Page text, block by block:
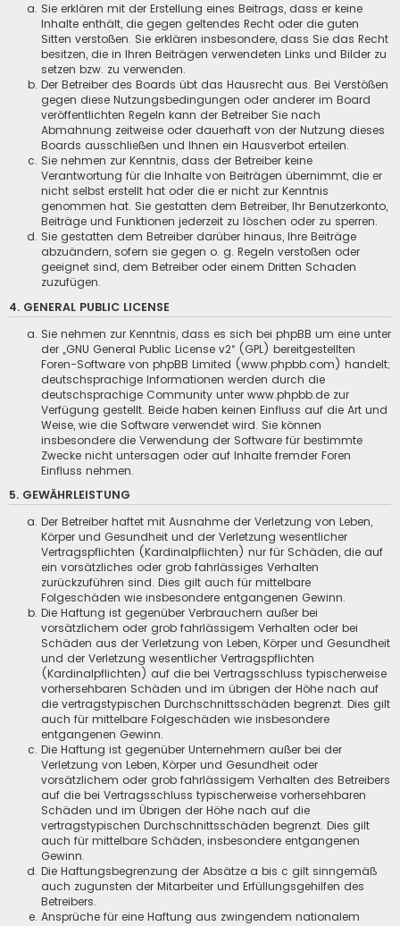
Sie erklären mit der Erstellung eines Beitrags, dass er keine
Inhalte enthält, die gegen geltendes Recht oder die guten
Sitten verstoßen. Sie erklären insbesondere, dass Sie das Recht
besitzen, die in Ihren Beiträgen verwendeten Links und Bilder zu
setzen bzw. zu verwenden.
Der Betreiber des Boards übt das Hausrecht aus. Bei Verstößen
gegen diese Nutzungsbedingungen oder anderer im Board
veröffentlichten Regeln kann der Betreiber Sie nach
Abmahnung zeitweise oder dauerhaft von der Nutzung dieses
Boards ausschließen und Ihnen ein Hausverbot erteilen.
Sie nehmen zur Kenntnis, dass der Betreiber keine
Verantwortung für die Inhalte von Beiträgen übernimmt, die er
nicht selbst erstellt hat oder die er nicht zur Kenntnis
genommen hat. Sie gestatten dem Betreiber, Ihr Benutzerkonto,
Beiträge und Funktionen jederzeit zu löschen oder zu sperren.
Sie gestatten dem Betreiber darüber hinaus, Ihre Beiträge
abzuändern, sofern sie gegen o. g. Regeln verstoßen oder
geeignet sind, dem Betreiber oder einem Dritten Schaden
zuzufügen.
4. GENERAL PUBLIC LICENSE
Sie nehmen zur Kenntnis, dass es sich bei phpBB um eine unter
der „GNU General Public License v2“ (GPL) bereitgestellten
Foren-Software von phpBB Limited (www.phpbb.com) handelt;
deutschsprachige Informationen werden durch die
deutschsprachige Community unter www.phpbb.de zur
Verfügung gestellt. Beide haben keinen Einfluss auf die Art und
Weise, wie die Software verwendet wird. Sie können
insbesondere die Verwendung der Software für bestimmte
Zwecke nicht untersagen oder auf Inhalte fremder Foren
Einfluss nehmen.
5. GEWÄHRLEISTUNG
Der Betreiber haftet mit Ausnahme der Verletzung von Leben,
Körper und Gesundheit und der Verletzung wesentlicher
Vertragspflichten (Kardinalpflichten) nur für Schäden, die auf
ein vorsätzliches oder grob fahrlässiges Verhalten
zurückzuführen sind. Dies gilt auch für mittelbare
Folgeschäden wie insbesondere entgangenen Gewinn.
Die Haftung ist gegenüber Verbrauchern außer bei
vorsätzlichem oder grob fahrlässigem Verhalten oder bei
Schäden aus der Verletzung von Leben, Körper und Gesundheit
und der Verletzung wesentlicher Vertragspflichten
(Kardinalpflichten) auf die bei Vertragsschluss typischerweise
vorhersehbaren Schäden und im übrigen der Höhe nach auf
die vertragstypischen Durchschnittsschäden begrenzt. Dies gilt
auch für mittelbare Folgeschäden wie insbesondere
entgangenen Gewinn.
Die Haftung ist gegenüber Unternehmern außer bei der
Verletzung von Leben, Körper und Gesundheit oder
vorsätzlichem oder grob fahrlässigem Verhalten des Betreibers
auf die bei Vertragsschluss typischerweise vorhersehbaren
Schäden und im Übrigen der Höhe nach auf die
vertragstypischen Durchschnittsschäden begrenzt. Dies gilt
auch für mittelbare Schäden, insbesondere entgangenen
Gewinn.
Die Haftungsbegrenzung der Absätze a bis c gilt sinngemäß
auch zugunsten der Mitarbeiter und Erfüllungsgehilfen des
Betreibers.
Ansprüche für eine Haftung aus zwingendem nationalem